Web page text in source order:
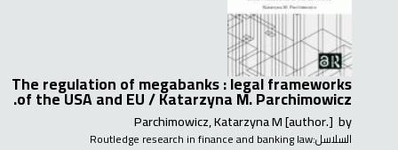
The regulation of megabanks : legal frameworks
of the USA and EU /Katarzyna M. Parchimowicz.
by
Parchimowicz, Katarzyna M[author.]
السلاسل:Routledge research in finance and banking law